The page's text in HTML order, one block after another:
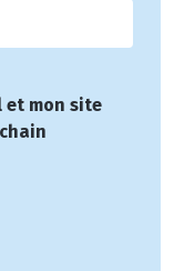
et mon site